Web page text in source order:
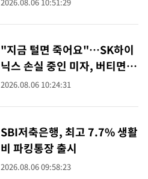
"지금 털면 죽어요"…SK하이
닉스 손실 중인 미자, 버티면
다시 웃을까
2026.08.06 10:24:31
SBI저축은행, 최고 7.7% 생활
비 파킹통장 출시
2026.08.06 09:58:23